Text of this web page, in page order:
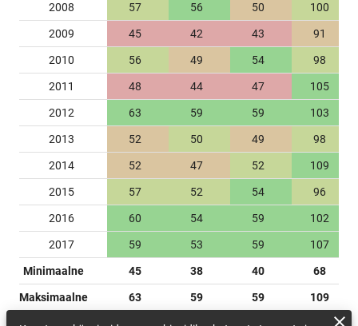
2008 57 56 50 100
2009 45 42 43 91
2010 56 49 54 98
2011 48 44 47 105
2012 63 59 59 103
2013 52 50 49 98
2014 52 47 52 109
2015 57 52 54 96
2016 60 54 59 102
2017 59 53 59 107
Minimaalne 45 38 40 68
Maksimaalne 63 59 59 109